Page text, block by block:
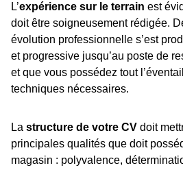
L’expérience sur le terrain est
doit être soigneusement rédigée.
évolution professionnelle s’est
et progressive jusqu’au poste de
et que vous possédez tout
techniques nécessaires.
La structure de votre CV doit
principales qualités que doit
magasin : polyvalence,